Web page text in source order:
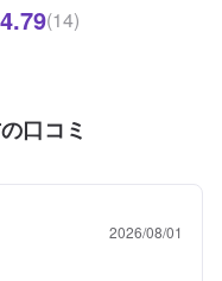
4.79(14)
口コミ
2026/08/01